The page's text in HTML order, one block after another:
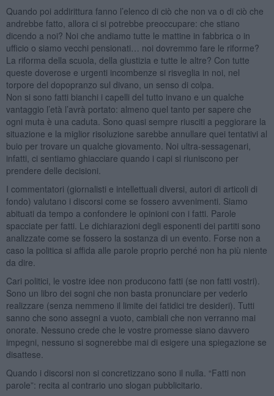
Quando poi addirittura fanno l’elenco di ciò che non va o di ciò che
andrebbe fatto, allora ci si potrebbe preoccupare: che stiano
dicendo a noi? Noi che andiamo tutte le mattine in fabbrica o in
ufficio o siamo vecchi pensionati… noi dovremmo fare le riforme?
La riforma della scuola, della giustizia e tutte le altre? Con tutte
queste doverose e urgenti incombenze si risveglia in noi, nel
torpore del dopopranzo sul divano, un senso di colpa.
Non si sono fatti bianchi i capelli del tutto invano e un qualche
vantaggio l’età l’avrà portato: almeno quel tanto per sapere che
ogni muta è una caduta. Sono quasi sempre riusciti a peggiorare la
situazione e la miglior risoluzione sarebbe annullare quei tentativi al
buio per trovare un qualche giovamento. Noi ultra-sessagenari,
infatti, ci sentiamo ghiacciare quando i capi si riuniscono per
prendere delle decisioni.
I commentatori (giornalisti e intellettuali diversi, autori di articoli di
fondo) valutano i discorsi come se fossero avvenimenti. Siamo
abituati da tempo a confondere le opinioni con i fatti. Parole
spacciate per fatti. Le dichiarazioni degli esponenti dei partiti sono
analizzate come se fossero la sostanza di un evento. Forse non a
caso la politica si affida alle parole proprio perché non ha più niente
da dire.
Cari politici, le vostre idee non producono fatti (se non fatti vostri).
Sono un libro dei sogni che non basta pronunciare per vederlo
realizzare (senza nemmeno il limite dei fatidici tre desideri). Tutti
sanno che sono assegni a vuoto, cambiali che non verranno mai
onorate. Nessuno crede che le vostre promesse siano davvero
impegni, nessuno si sognerebbe mai di esigere una spiegazione se
disattese.
Quando i discorsi non si concretizzano sono il nulla. “Fatti non
parole”: recita al contrario uno slogan pubblicitario.